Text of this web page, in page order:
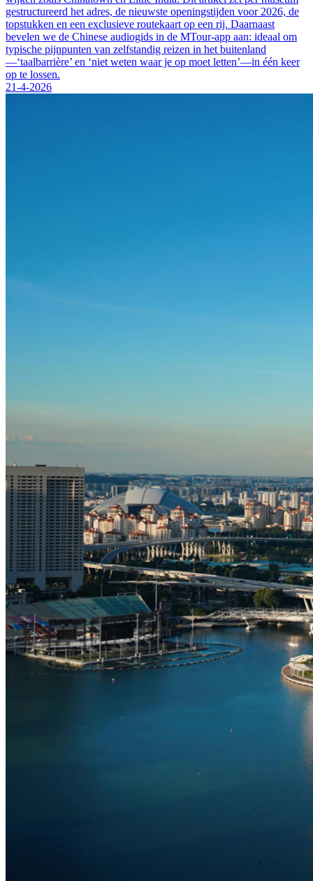
gestructureerd het adres, de nieuwste openingstijden voor 2026, de
topstukken en een exclusieve routekaart op een rij. Daarnaast
bevelen we de Chinese audiogids in de MTour-app aan: ideaal om
typische pijnpunten van zelfstandig reizen in het buitenland
—‘taalbarrière’ en ‘niet weten waar je op moet letten’—in één keer
op te lossen.
21-4-2026